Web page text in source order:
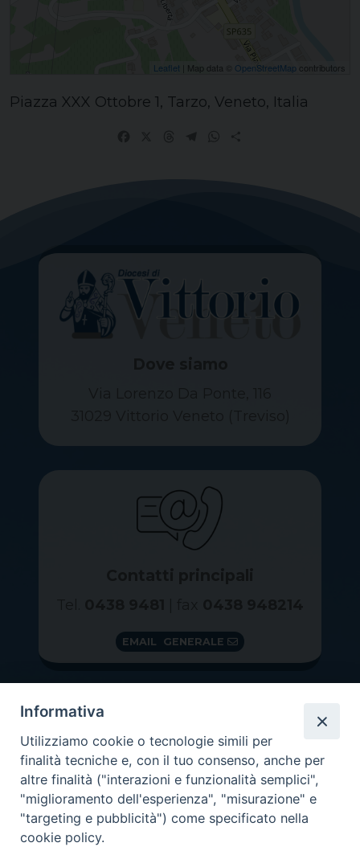
Leaflet | Map data © OpenStreetMap contributors
Piazza XXX Ottobre 1, Tarzo, Veneto, Italia
EMAIL GENERALE
GRAZIE PER IL TUO AIUTO
Informativa
Utilizziamo cookie o tecnologie simili per
finalità tecniche e, con il tuo consenso, anche per
altre finalità ("interazioni e funzionalità semplici",
"miglioramento dell'esperienza", "misurazione" e
"targeting e pubblicità") come specificato nella
cookie policy.